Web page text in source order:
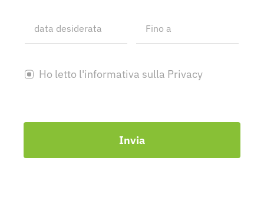
Ho letto l'informativa sulla Privacy
Invia